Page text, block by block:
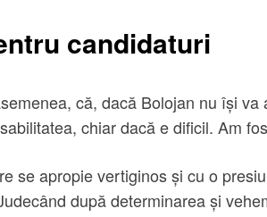
candidaturi
că, dacă Bolojan nu își
chiar dacă e dificil. Am
se apropie vertiginos și cu o
după determinarea și